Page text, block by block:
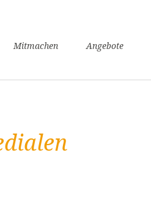
Mitmachen Angebote